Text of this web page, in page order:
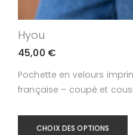
Hyou
45,00 €
Pochette en velours
française – coupé et
CHOIX DES OPTIONS